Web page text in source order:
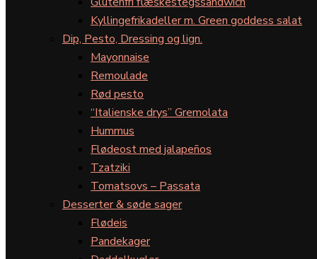
Kyllingefrikadeller m. Green goddess salat
Dip, Pesto, Dressing og lign.
Mayonnaise
Remoulade
Rød pesto
“Italienske drys” Gremolata
Hummus
Flødeost med jalapeños
Tzatziki
Tomatsovs – Passata
Desserter & søde sager
Flødeis
Pandekager